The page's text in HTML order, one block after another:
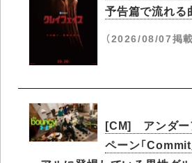
予告篇で流れる
（2026/08/07掲載
[CM] アンダー
ペーン「Commit